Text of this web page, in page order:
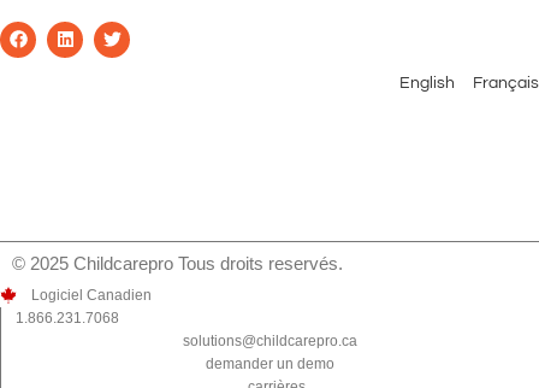
English Français
© 2025 Childcarepro Tous droits reservés.
Logiciel Canadien
1.866.231.7068
solutions@childcarepro.ca
demander un demo